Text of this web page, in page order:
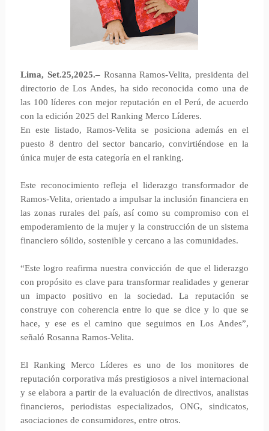
Lima, Set.25,2025.–Rosanna Ramos-Velita, presidenta del
directorio de Los Andes, ha sido reconocida como una de
las 100 líderes con mejor reputación en el Perú, de acuerdo
con la edición 2025 del Ranking Merco Líderes.
En este listado, Ramos-Velita se posiciona además en el
puesto 8 dentro del sector bancario, convirtiéndose en la
única mujer de esta categoría en el ranking.
Este reconocimiento refleja el liderazgo transformador de
Ramos-Velita, orientado a impulsar la inclusión financiera en
las zonas rurales del país, así como su compromiso con el
empoderamiento de la mujer y la construcción de un sistema
financiero sólido, sostenible y cercano a las comunidades.
“Este logro reafirma nuestra convicción de que el liderazgo
con propósito es clave para transformar realidades y generar
un impacto positivo en la sociedad. La reputación se
construye con coherencia entre lo que se dice y lo que se
hace, y ese es el camino que seguimos en Los Andes”,
señaló Rosanna Ramos-Velita.
El Ranking Merco Líderes es uno de los monitores de
reputación corporativa más prestigiosos a nivel internacional
y se elabora a partir de la evaluación de directivos, analistas
financieros, periodistas especializados, ONG, sindicatos,
asociaciones de consumidores, entre otros.